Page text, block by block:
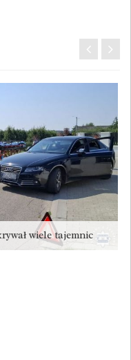
wiele tajemnic